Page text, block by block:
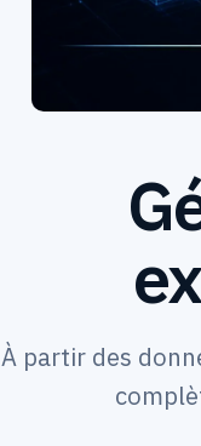
À partir des